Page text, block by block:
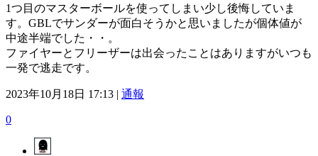
1つ目のマスターボールを使ってしまい少し後悔していま
す。GBLでサンダーが面白そうかと思いましたが個体値が
中途半端でした・・。
ファイヤーとフリーザーは出会ったことはありますがいつも
一発で逃走です。
2023年10月18日 17:13 | 通報
0